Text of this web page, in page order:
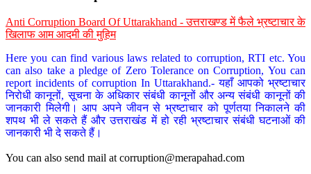
Anti Corruption Board Of Uttarakhand - उत्तराखण्ड में फैले भ्रष्टाचार के
खिलाफ आम आदमी की मुहिम
Here you can find various laws related to corruption, RTI etc. You
can also take a pledge of Zero Tolerance on Corruption, You can
report incidents of corruption In Uttarakhand.- यहाँ आपको भ्रष्टाचार
निरोधी कानूनों, सूचना के अधिकार संबंधी कानूनों और अन्य संबंधी कानूनों की
जानकारी मिलेगी। आप अपने जीवन से भ्रष्टाचार को पूर्णतया निकालने की
शपथ भी ले सकते हैं और उत्तराखंड में हो रही भ्रष्टाचार संबंधी घटनाओं की
जानकारी भी दे सकते हैं।
You can also send mail at corruption@merapahad.com